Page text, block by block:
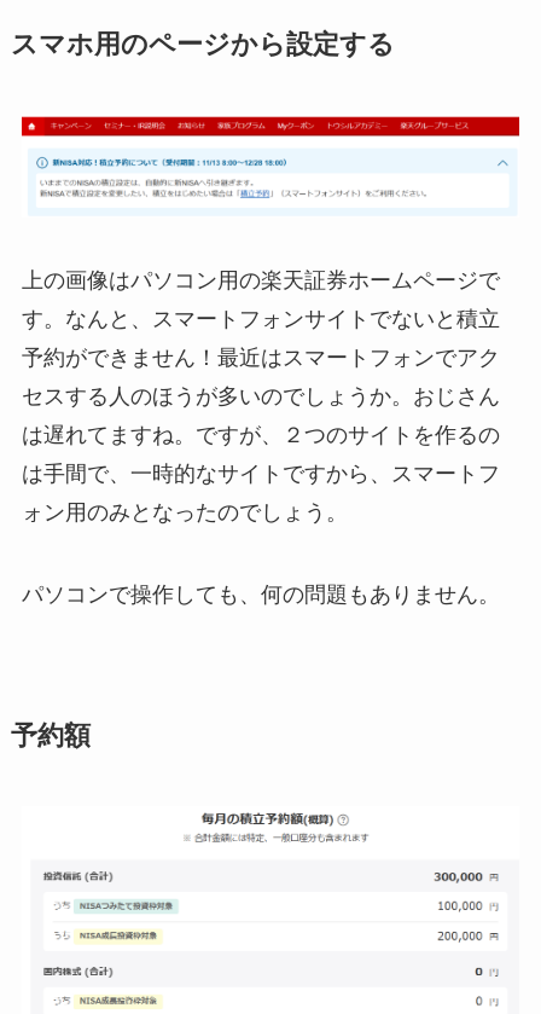
スマホ用のページから設定する
上の画像はパソコン用の楽天証券ホームページで
す。なんと、 スマートフォンサイトでないと積立
予約ができません！ 最近はスマートフォンでアク
セスする人のほうが多いのでしょうか。おじさん
は遅れてますね。ですが、２つのサイトを作るの
は手間で、一時的なサイトですから、スマートフ
ォン用のみとなったのでしょう。
パソコンで操作しても、何の問題もありません。
予約額